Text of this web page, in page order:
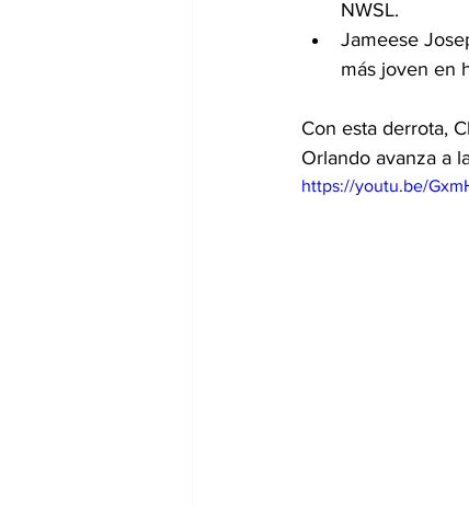
NWSL.
Jameese
más joven en
Con esta derrota,
Orlando avanza a
https://youtu.be/